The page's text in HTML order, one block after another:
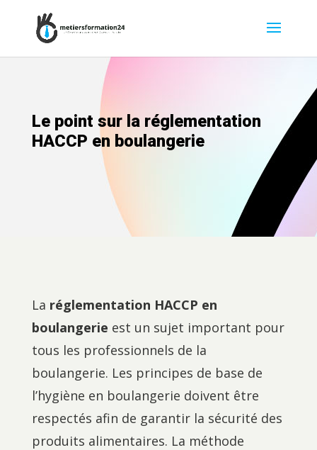
Le point sur la réglementation
HACCP en boulangerie
La réglementation HACCP en
boulangerie est un sujet important pour
tous les professionnels de la
boulangerie. Les principes de base de
l’hygiène en boulangerie doivent être
respectés afin de garantir la sécurité des
produits alimentaires. La méthode